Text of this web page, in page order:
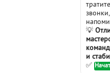
💡
и
✅